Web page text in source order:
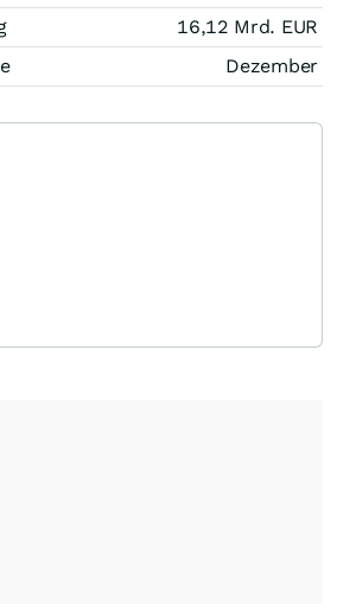
16,12 Mrd. EUR
Dezember